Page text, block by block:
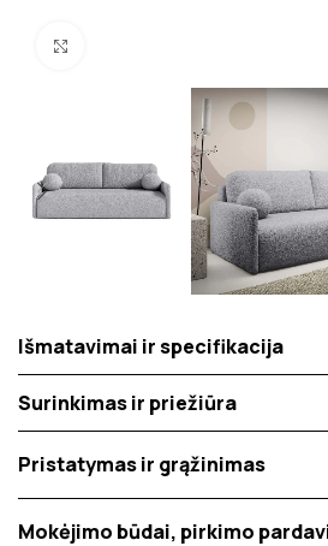
Išmatavimai ir specifikacija
Surinkimas ir priežiūra
Pristatymas ir grąžinimas
Mokėjimo būdai, pirkimo